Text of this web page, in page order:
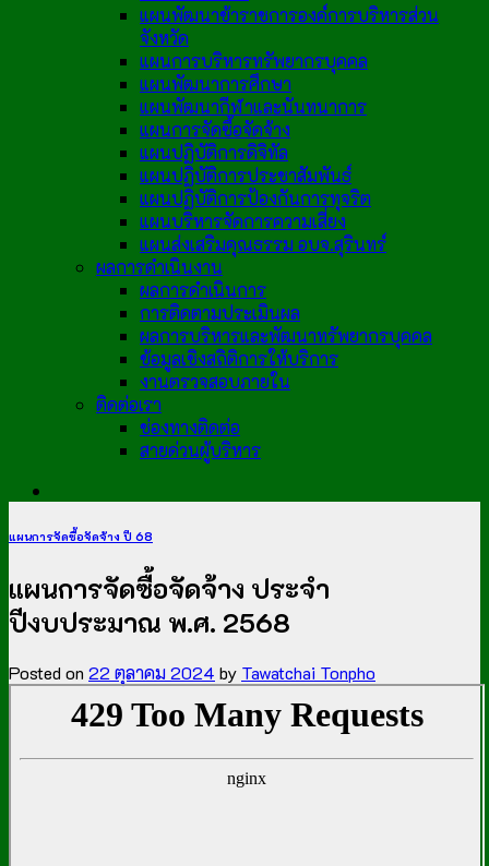
แผนพัฒนาข้าราชการองค์การบริหารส่วน
จังหวัด
แผนการบริหารทรัพยากรบุคคล
แผนพัฒนาการศึกษา
แผนพัฒนากีฬาและนันทนาการ
แผนการจัดซื้อจัดจ้าง
แผนปฏิบัติการดิจิทัล
แผนปฏิบัติการประชาสัมพันธ์
แผนปฏิบัติการป้องกันการทุจริต
แผนบริหารจัดการความเสี่ยง
แผนส่งเสริมคุณธรรม อบจ.สุรินทร์
ผลการดำเนินงาน
ผลการดำเนินการ
การติดตามประเมินผล
ผลการบริหารและพัฒนาทรัพยากรบุคคล
ข้อมูลเชิงสถิติการให้บริการ
งานตรวจสอบภายใน
ติดต่อเรา
ช่องทางติดต่อ
สายด่วนผู้บริหาร
แผนการจัดซื้อจัดจ้าง ปี 68
แผนการจัดซื้อจัดจ้าง ประจำ
ปีงบประมาณ พ.ศ. 2568
Posted on 22 ตุลาคม 2024 by Tawatchai Tonpho